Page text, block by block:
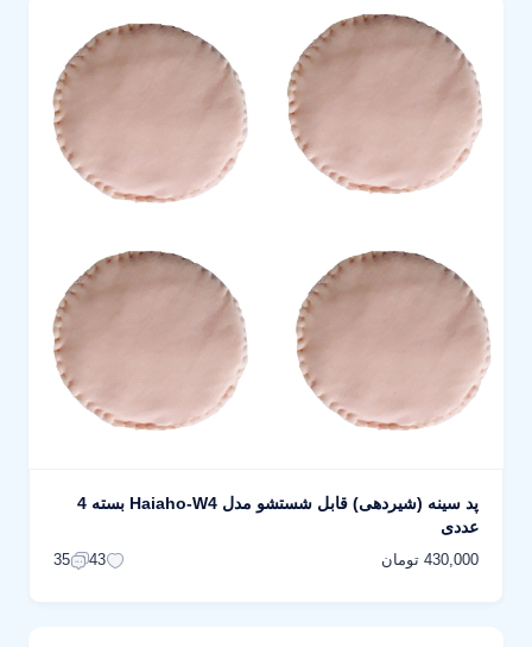
پد سینه (شیردهی) قابل شستشو مدل Haiaho-W4 بسته 4
عددی
430,000 تومان 43
35